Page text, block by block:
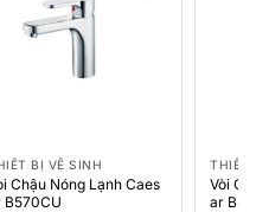
BỊ VỆ SINH
Chậu Nóng Lạnh Caes
B570CU
THIẾT
Vòi
ar